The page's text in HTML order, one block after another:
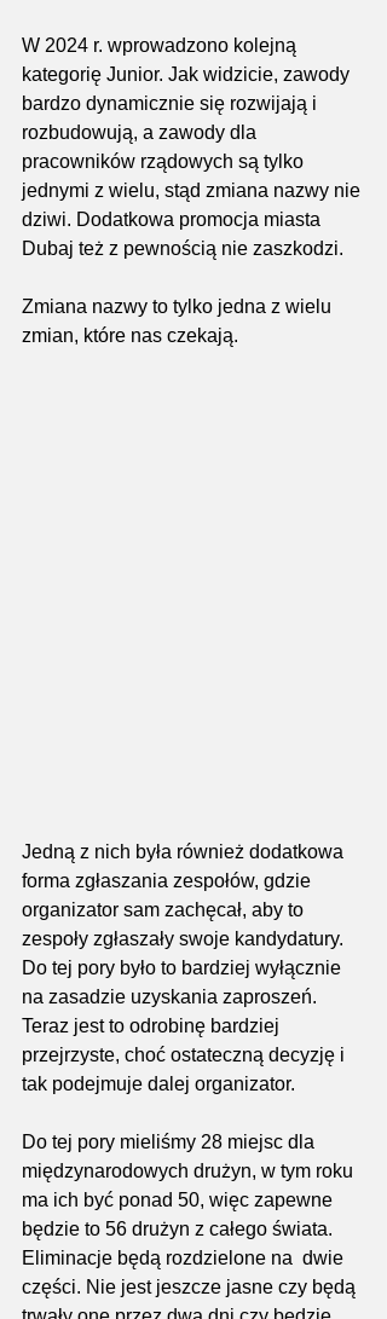
W 2024 r. wprowadzono kolejną
kategorię Junior. Jak widzicie, zawody
bardzo dynamicznie się rozwijają i
rozbudowują, a zawody dla
pracowników rządowych są tylko
jednymi z wielu, stąd zmiana nazwy nie
dziwi. Dodatkowa promocja miasta
Dubaj też z pewnością nie zaszkodzi.
Zmiana nazwy to tylko jedna z wielu
zmian, które nas czekają.
Jedną z nich była również dodatkowa
forma zgłaszania zespołów, gdzie
organizator sam zachęcał, aby to
zespoły zgłaszały swoje kandydatury.
Do tej pory było to bardziej wyłącznie
na zasadzie uzyskania zaproszeń.
Teraz jest to odrobinę bardziej
przejrzyste, choć ostateczną decyzję i
tak podejmuje dalej organizator.
Do tej pory mieliśmy 28 miejsc dla
międzynarodowych drużyn, w tym roku
ma ich być ponad 50, więc zapewne
będzie to 56 drużyn z całego świata.
Eliminacje będą rozdzielone na  dwie
części. Nie jest jeszcze jasne czy będą